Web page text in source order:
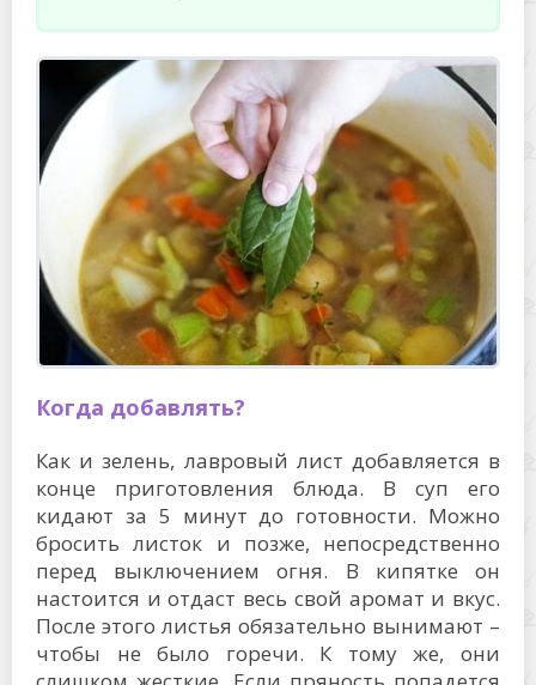
Когда добавлять?
Как и зелень, лавровый лист добавляется в
конце приготовления блюда. В суп его
кидают за 5 минут до готовности. Можно
бросить листок и позже, непосредственно
перед выключением огня. В кипятке он
настоится и отдаст весь свой аромат и вкус.
После этого листья обязательно вынимают –
чтобы не было горечи. К тому же, они